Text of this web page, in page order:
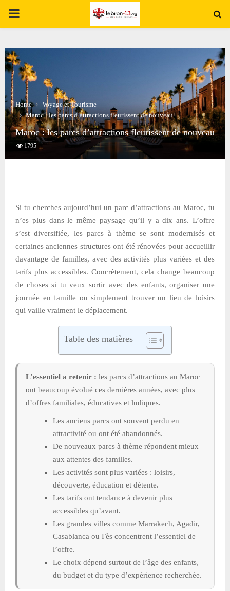
PRIMARY
Home
Voyage et Tourisme
Maroc : les parcs d’attractions fleurissent de nouveau
Maroc : les parcs d’attractions fleurissent de nouveau
1795
Si tu cherches aujourd’hui un parc d’attractions au Maroc, tu
n’es plus dans le même paysage qu’il y a dix ans. L’offre
s’est diversifiée, les parcs à thème se sont modernisés et
certaines anciennes structures ont été rénovées pour accueillir
davantage de familles, avec des activités plus variées et des
tarifs plus accessibles. Concrètement, cela change beaucoup
de choses si tu veux sortir avec des enfants, organiser une
journée en famille ou simplement trouver un lieu de loisirs
qui vaille vraiment le déplacement.
Table des matières
L’essentiel a retenir : les parcs d’attractions au Maroc
ont beaucoup évolué ces dernières années, avec plus
d’offres familiales, éducatives et ludiques.
Les anciens parcs ont souvent perdu en
attractivité ou ont été abandonnés.
De nouveaux parcs à thème répondent mieux
aux attentes des familles.
Les activités sont plus variées : loisirs,
découverte, éducation et détente.
Les tarifs ont tendance à devenir plus
accessibles qu’avant.
Les grandes villes comme Marrakech, Agadir,
Casablanca ou Fès concentrent l’essentiel de
l’offre.
Le choix dépend surtout de l’âge des enfants,
du budget et du type d’expérience recherchée.